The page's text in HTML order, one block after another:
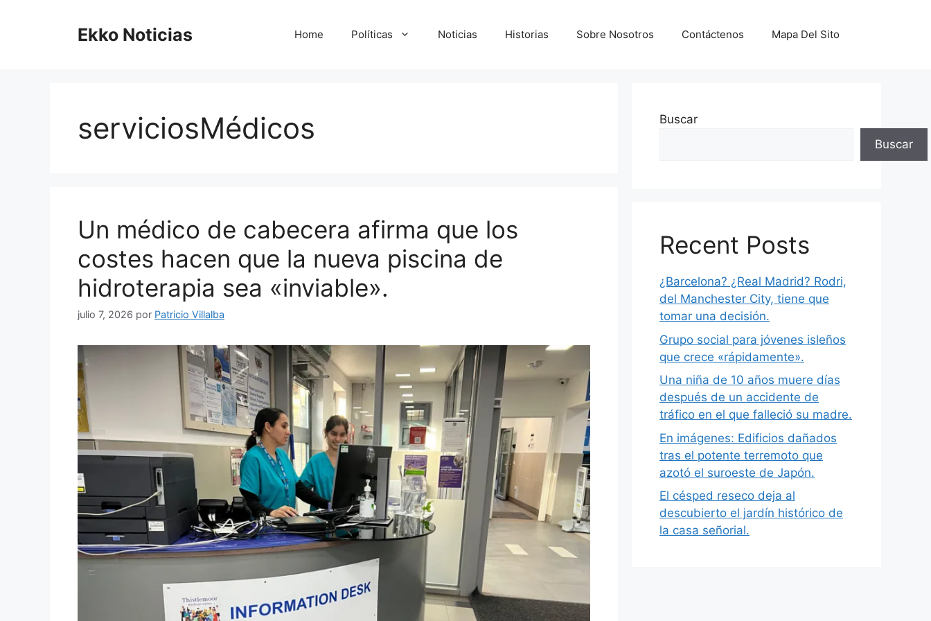
Ekko Noticias Home Políticas Noticias Historias Sobre Nosotros Contáctenos Mapa Del Sito
serviciosMédicos
Un médico de cabecera afirma que los
costes hacen que la nueva piscina de
hidroterapia sea «inviable».
julio 7, 2026 por Patricio Villalba
Buscar
Buscar
Recent Posts
¿Barcelona? ¿Real Madrid? Rodri,
del Manchester City, tiene que
tomar una decisión.
Grupo social para jóvenes isleños
que crece «rápidamente».
Una niña de 10 años muere días
después de un accidente de
tráfico en el que falleció su madre.
En imágenes: Edificios dañados
tras el potente terremoto que
azotó el suroeste de Japón.
El césped reseco deja al
descubierto el jardín histórico de
la casa señorial.